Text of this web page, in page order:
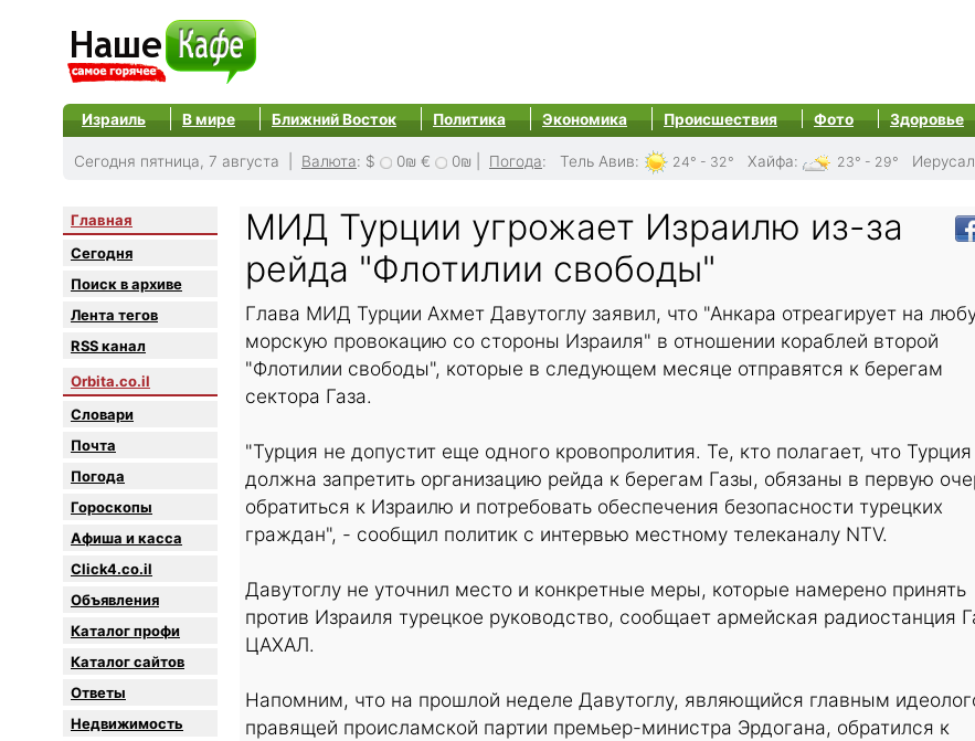
Израиль В мире Ближний Восток Политика Экономика Происшествия Фото Здоровье
Сегодня пятница, 7 августа | Валюта: $ 0₪ € 0₪ Погода: Тель Авив: 24° - 32° Хайфа: 23° - 29°
Главная
Сегодня
Поиск в архиве
Лента тегов
RSS канал
Orbita.co.il
Словари
Почта
Погода
Гороскопы
Афиша и касса
Click4.co.il
Объявления
Каталог профи
Каталог сайтов
Oтветы
Недвижимость
МИД Турции угрожает Израилю из-за
рейда "Флотилии свободы"
Глава МИД Турции Ахмет Давутоглу заявил, что "Анкара отреагирует на
морскую провокацию со стороны Израиля" в отношении кораблей второй
"Флотилии свободы", которые в следующем месяце отправятся к берегам
сектора Газа.
"Турция не допустит еще одного кровопролития. Те, кто полагает, что Турция
должна запретить организацию рейда к берегам Газы, обязаны в первую
обратиться к Израилю и потребовать обеспечения безопасности турецких
граждан", - сообщил политик с интервью местному телеканалу NTV.
Давутоглу не уточнил место и конкретные меры, которые намерено принять
против Израиля турецкое руководство, сообщает армейская радиостанция
ЦАХАЛ.
Напомним, что на прошлой неделе Давутоглу, являющийся главным
правящей происламской партии премьер-министра Эрдогана, обратился к